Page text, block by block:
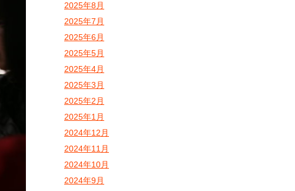
2025年8月
2025年7月
2025年6月
2025年5月
2025年4月
2025年3月
2025年2月
2025年1月
2024年12月
2024年11月
2024年10月
2024年9月